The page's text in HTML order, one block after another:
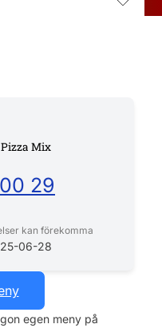
Pizza Mix
29
11:00 - 22:00
11:00 - 22:00
11:00 - 22:00
kan förekomma
06-28
egen meny på